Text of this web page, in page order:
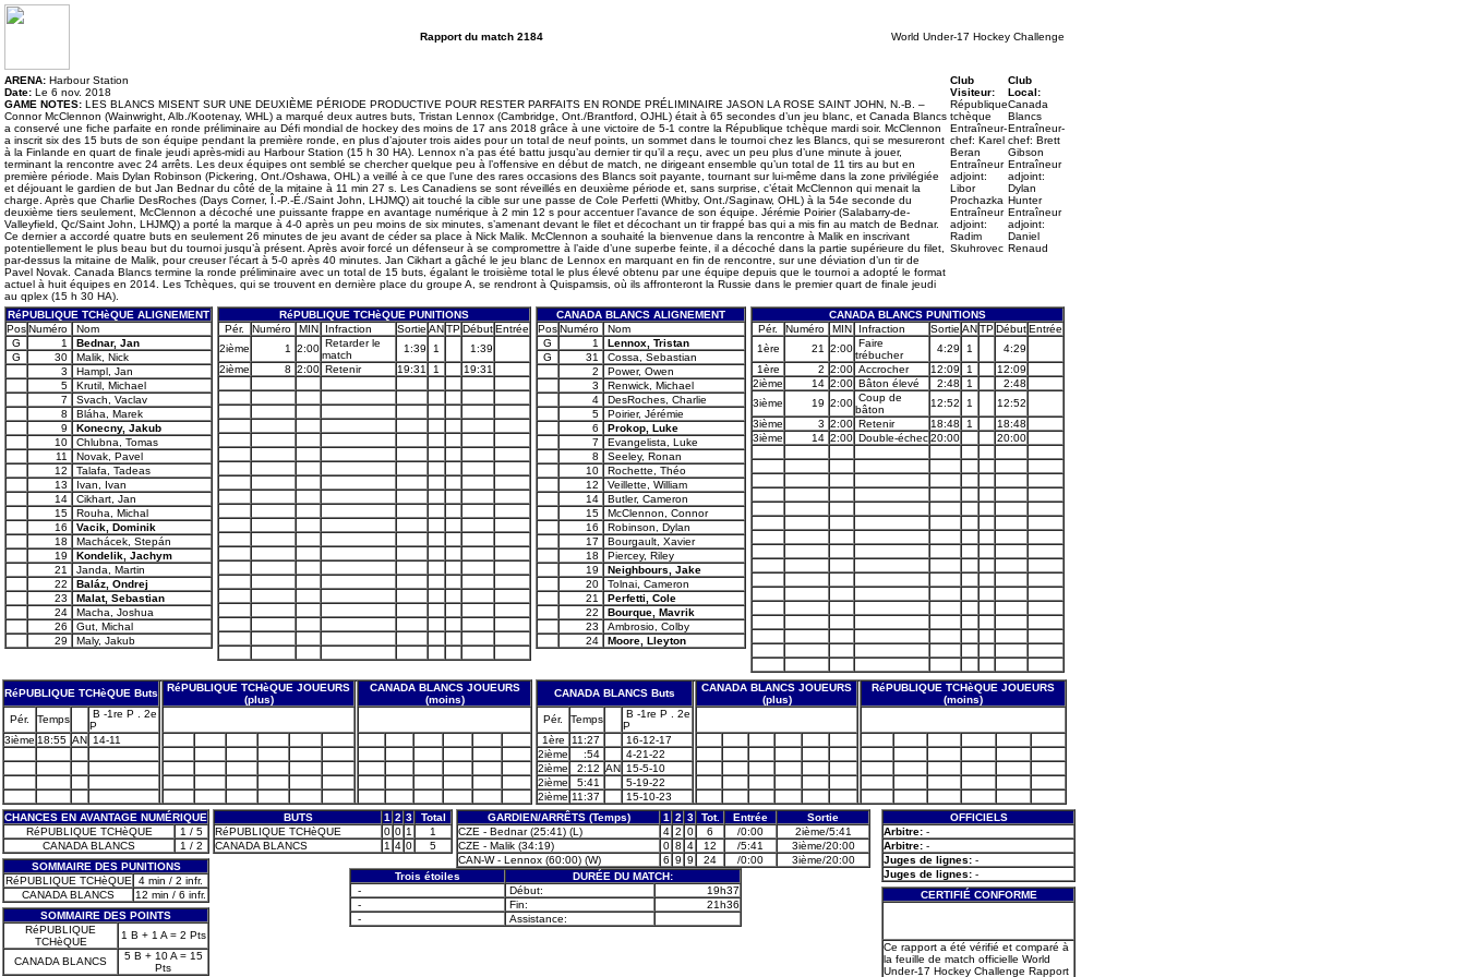
Rapport du match 2184 World Under-17 Hockey Challenge
ARENA: Harbour Station
Date: Le 6 nov. 2018
GAME NOTES: LES BLANCS MISENT SUR UNE DEUXIÈME PÉRIODE PRODUCTIVE POUR RESTER PARFAITS EN RONDE PRÉLIMINAIRE JASON LA ROSE SAINT JOHN, N.-B. –
Connor McClennon (Wainwright, Alb./Kootenay, WHL) a marqué deux autres buts, Tristan Lennox (Cambridge, Ont./Brantford, OJHL) était à 65 secondes d’un jeu blanc, et Canada Blancs
a conservé une fiche parfaite en ronde préliminaire au Défi mondial de hockey des moins de 17 ans 2018 grâce à une victoire de 5-1 contre la République tchèque mardi soir. McClennon
a inscrit six des 15 buts de son équipe pendant la première ronde, en plus d’ajouter trois aides pour un total de neuf points, un sommet dans le tournoi chez les Blancs, qui se mesureront
à la Finlande en quart de finale jeudi après-midi au Harbour Station (15 h 30 HA). Lennox n’a pas été battu jusqu’au dernier tir qu’il a reçu, avec un peu plus d’une minute à jouer,
terminant la rencontre avec 24 arrêts. Les deux équipes ont semblé se chercher quelque peu à l’offensive en début de match, ne dirigeant ensemble qu’un total de 11 tirs au but en
première période. Mais Dylan Robinson (Pickering, Ont./Oshawa, OHL) a veillé à ce que l’une des rares occasions des Blancs soit payante, tournant sur lui-même dans la zone privilégiée
et déjouant le gardien de but Jan Bednar du côté de la mitaine à 11 min 27 s. Les Canadiens se sont réveillés en deuxième période et, sans surprise, c’était McClennon qui menait la
charge. Après que Charlie DesRoches (Days Corner, Î.-P.-É./Saint John, LHJMQ) ait touché la cible sur une passe de Cole Perfetti (Whitby, Ont./Saginaw, OHL) à la 54e seconde du
deuxième tiers seulement, McClennon a décoché une puissante frappe en avantage numérique à 2 min 12 s pour accentuer l’avance de son équipe. Jérémie Poirier (Salabarry-de-
Valleyfield, Qc/Saint John, LHJMQ) a porté la marque à 4-0 après un peu moins de six minutes, s’amenant devant le filet et décochant un tir frappé bas qui a mis fin au match de Bednar.
Ce dernier a accordé quatre buts en seulement 26 minutes de jeu avant de céder sa place à Nick Malik. McClennon a souhaité la bienvenue dans la rencontre à Malik en inscrivant
potentiellement le plus beau but du tournoi jusqu’à présent. Après avoir forcé un défenseur à se compromettre à l’aide d’une superbe feinte, il a décoché dans la partie supérieure du filet,
par-dessus la mitaine de Malik, pour creuser l’écart à 5-0 après 40 minutes. Jan Cikhart a gâché le jeu blanc de Lennox en marquant en fin de rencontre, sur une déviation d’un tir de
Pavel Novak. Canada Blancs termine la ronde préliminaire avec un total de 15 buts, égalant le troisième total le plus élevé obtenu par une équipe depuis que le tournoi a adopté le format
actuel à huit équipes en 2014. Les Tchèques, qui se trouvent en dernière place du groupe A, se rendront à Quispamsis, où ils affronteront la Russie dans le premier quart de finale jeudi
au qplex (15 h 30 HA).
Club
Visiteur:
République
tchèque
Entraîneur-
chef: Karel
Beran
Entraîneur
adjoint:
Libor
Prochazka
Entraîneur
adjoint:
Radim
Skuhrovec
Club
Local:
Canada
Blancs
Entraîneur-
chef: Brett
Gibson
Entraîneur
adjoint:
Dylan
Hunter
Entraîneur
adjoint:
Daniel
Renaud
RéPUBLIQUE TCHèQUE ALIGNEMENT
PosNuméro
Nom
G
1
Bednar, Jan
G
30
Malik, Nick
3
Hampl, Jan
5
Krutil, Michael
7
Svach, Vaclav
8
Bláha, Marek
9
Konecny, Jakub
10
Chlubna, Tomas
11
Novak, Pavel
12
Talafa, Tadeas
13
Ivan, Ivan
14
Cikhart, Jan
15
Rouha, Michal
16
Vacik, Dominik
18
Machácek, Stepán
19
Kondelik, Jachym
21
Janda, Martin
22
Baláz, Ondrej
23
Malat, Sebastian
24
Macha, Joshua
26
Gut, Michal
29
Maly, Jakub
RéPUBLIQUE TCHèQUE PUNITIONS
Pér.
Numéro MIN Infraction Sortie ANTPDébutEntrée
2ième
1 2:00 Retarder le
match
1:39 1
1:39
2ième
8 2:00 Retenir 19:31 1 19:31
CANADA BLANCS ALIGNEMENT
PosNuméro
Nom
G
1
Lennox, Tristan
G
31
Cossa, Sebastian
2
Power, Owen
3
Renwick, Michael
4
DesRoches, Charlie
5
Poirier, Jérémie
6
Prokop, Luke
7
Evangelista, Luke
8
Seeley, Ronan
10
Rochette, Théo
12
Veillette, William
14
Butler, Cameron
15
McClennon, Connor
16
Robinson, Dylan
17
Bourgault, Xavier
18
Piercey, Riley
19
Neighbours, Jake
20
Tolnai, Cameron
21
Perfetti, Cole
22
Bourque, Mavrik
23
Ambrosio, Colby
24
Moore, Lleyton
CANADA BLANCS PUNITIONS
Pér.
Numéro MIN Infraction Sortie ANTPDébutEntrée
1ère
21 2:00 Faire
trébucher
4:29 1
4:29
1ère
2 2:00 Accrocher 12:09 1
12:09
2ième
14 2:00 Bâton élevé 2:48 1
2:48
3ième
19 2:00 Coup de
bâton
12:52 1
12:52
3ième
3 2:00 Retenir 18:48 1
18:48
3ième
14 2:00 Double-échec20:00 20:00
RéPUBLIQUE TCHèQUE Buts
RéPUBLIQUE TCHèQUE JOUEURS
(plus)
CANADA BLANCS JOUEURS
(moins)
Pér.
Temps
B -1re P . 2e
P
3ième 18:55 AN 14-11
CANADA BLANCS Buts
CANADA BLANCS JOUEURS
(plus)
RéPUBLIQUE TCHèQUE JOUEURS
(moins)
Pér.
Temps
B -1re P . 2e
P
1ère
11:27
16-12-17
2ième
:54
4-21-22
2ième
2:12 AN 15-5-10
2ième
5:41
5-19-22
2ième 11:37
15-10-23
CHANCES EN AVANTAGE NUMÉRIQUE
RéPUBLIQUE TCHèQUE
1 / 5
CANADA BLANCS
1 / 2
SOMMAIRE DES PUNITIONS
RéPUBLIQUE TCHèQUE
4 min / 2 infr.
CANADA BLANCS
12 min / 6 infr.
SOMMAIRE DES POINTS
RéPUBLIQUE
TCHèQUE
1 B + 1 A = 2 Pts
CANADA BLANCS
5 B + 10 A = 15
Pts
BUTS 1 2 3
Total
RéPUBLIQUE TCHèQUE
0 0 1
1
CANADA BLANCS
1 4 0 5
GARDIEN/ARRÊTS (Temps) 1 2 3 Tot. Entrée
Sortie
CZE - Bednar (25:41) (L)
4 2 0 6 /0:00
2ième/5:41
CZE - Malik (34:19)
0 8 4 12 /5:41
3ième/20:00
CAN-W - Lennox (60:00) (W)
6 9 9 24 /0:00
3ième/20:00
Trois étoiles
DURÉE DU MATCH:
-
Début:
19h37
-
Fin:
21h36
-
Assistance:
OFFICIELS
Arbitre: -
Arbitre: -
Juges de lignes: -
Juges de lignes: -
CERTIFIÉ CONFORME
Ce rapport a été vérifié et comparé à
la feuille de match officielle World
Under-17 Hockey Challenge Rapport